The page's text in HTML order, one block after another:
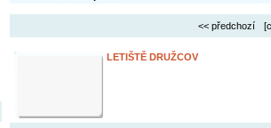
<< předchozí
LETIŠTĚ DRUŽCOV